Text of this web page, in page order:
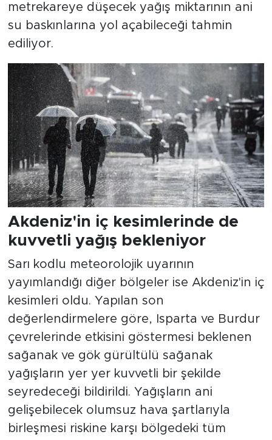
metrekareye düşecek yağış miktarının ani
su baskınlarına yol açabileceği tahmin
ediliyor.
Akdeniz'in iç kesimlerinde de
kuvvetli yağış bekleniyor
Sarı kodlu meteorolojik uyarının
yayımlandığı diğer bölgeler ise Akdeniz'in iç
kesimleri oldu. Yapılan son
değerlendirmelere göre, Isparta ve Burdur
çevrelerinde etkisini göstermesi beklenen
sağanak ve gök gürültülü sağanak
yağışların yer yer kuvvetli bir şekilde
seyredeceği bildirildi. Yağışların ani
gelişebilecek olumsuz hava şartlarıyla
birleşmesi riskine karşı bölgedeki tüm